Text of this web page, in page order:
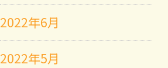
2022年6月
2022年5月